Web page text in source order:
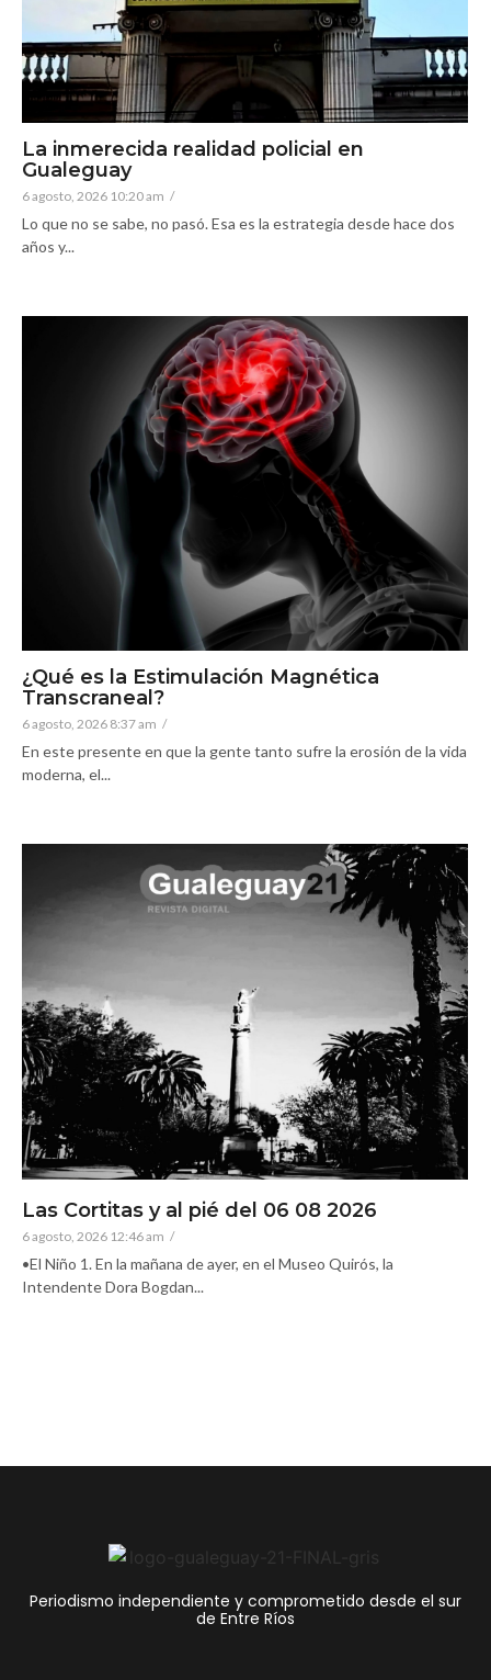
La inmerecida realidad policial en
Gualeguay
6 agosto, 2026 10:20 am /
Lo que no se sabe, no pasó. Esa es la estrategia desde hace dos
años y...
¿Qué es la Estimulación Magnética
Transcraneal?
6 agosto, 2026 8:37 am /
En este presente en que la gente tanto sufre la erosión de la vida
moderna, el...
Las Cortitas y al pié del 06 08 2026
6 agosto, 2026 12:46 am /
•El Niño 1. En la mañana de ayer, en el Museo Quirós, la
Intendente Dora Bogdan...
Periodismo independiente y comprometido desde el sur
de Entre Ríos